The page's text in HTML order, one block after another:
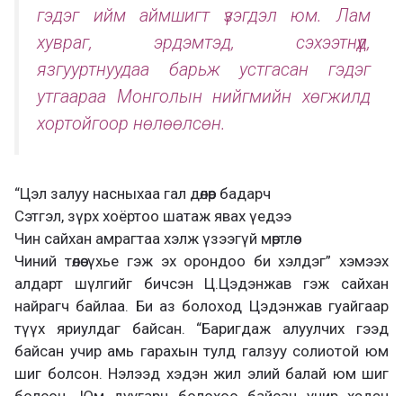
гэдэг ийм аймшигт үзэгдэл юм. Лам
хувраг, эрдэмтэд, сэхээтнүүд,
язгууртнуудаа барьж устгасан гэдэг
утгаараа Монголын нийгмийн хөгжилд
хортойгоор нөлөөлсөн.
“Цэл залуу насныхаа гал дөлөөр бадарч
​Сэтгэл, зүрх хоёртоо шатаж явах үедээ
​Чин сайхан амрагтаа хэлж үзээгүй мөртлөө
​Чиний төлөө үхье гэж эх орондоо би хэлдэг” хэмээх
алдарт шүлгийг бичсэн Ц.Цэдэнжав гэж сайхан
найрагч байлаа. Би аз болоход Цэдэнжав гуайгаар
түүх яриулдаг байсан. “Баригдаж алуулчих гээд
байсан учир амь гарахын тулд галзуу солиотой юм
шиг болсон. Нэлээд хэдэн жил элий балай юм шиг